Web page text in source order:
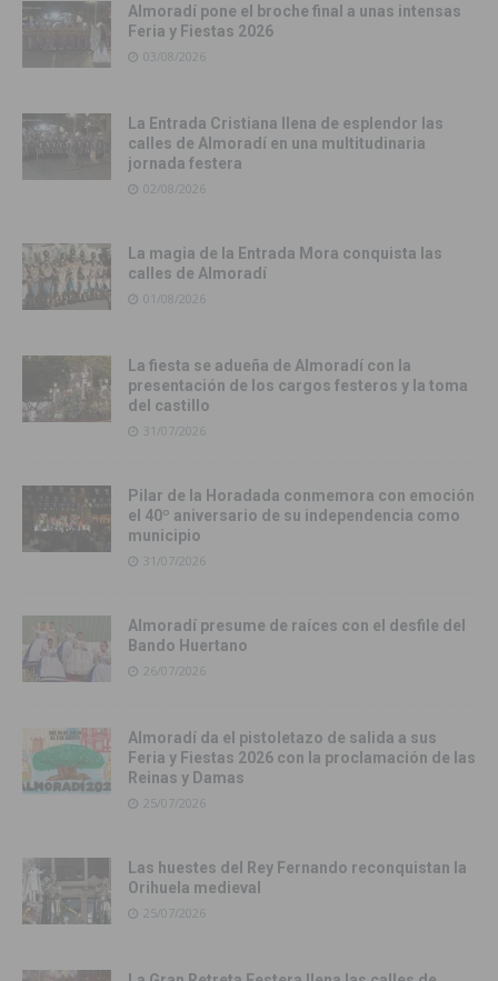
Almoradí pone el broche final a unas intensas
Feria y Fiestas 2026
03/08/2026
La Entrada Cristiana llena de esplendor las
calles de Almoradí en una multitudinaria
jornada festera
02/08/2026
La magia de la Entrada Mora conquista las
calles de Almoradí
01/08/2026
La fiesta se adueña de Almoradí con la
presentación de los cargos festeros y la toma
del castillo
31/07/2026
Pilar de la Horadada conmemora con emoción
el 40º aniversario de su independencia como
municipio
31/07/2026
Almoradí presume de raíces con el desfile del
Bando Huertano
26/07/2026
Almoradí da el pistoletazo de salida a sus
Feria y Fiestas 2026 con la proclamación de las
Reinas y Damas
25/07/2026
Las huestes del Rey Fernando reconquistan la
Orihuela medieval
25/07/2026